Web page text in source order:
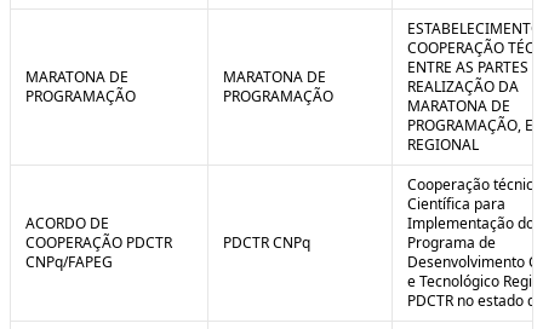
MARATONA DE
PROGRAMAÇÃO
MARATONA DE
PROGRAMAÇÃO
COOPERAÇÃO
ENTRE AS PARTES
REALIZAÇÃO DA
MARATONA DE
PROGRAMAÇÃO,
REGIONAL
ACORDO DE
COOPERAÇÃO PDCTR
CNPq/FAPEG
PDCTR CNPq
Cooperação
Científica para
Implementação do
Programa de
Desenvolvimento
e Tecnológico
PDCTR no estado